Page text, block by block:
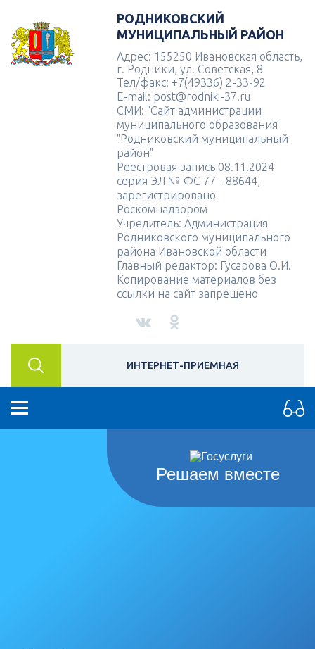
РОДНИКОВСКИЙ
МУНИЦИПАЛЬНЫЙ РАЙОН
Адрес: 155250 Ивановская область,
г. Родники, ул. Советская, 8
Тел/факс: +7(49336) 2-33-92
E-mail: post@rodniki-37.ru
СМИ: "Сайт администрации
муниципального образования
"Родниковский муниципальный
район"
Реестровая запись 08.11.2024
серия ЭЛ № ФС 77 - 88644,
зарегистрировано
Роскомнадзором
Учредитель: Администрация
Родниковского муниципального
района Ивановской области
Главный редактор: Гусарова О.И.
Копирование материалов без
ссылки на сайт запрещено
ИНТЕРНЕТ-ПРИЕМНАЯ
Решаем вместе